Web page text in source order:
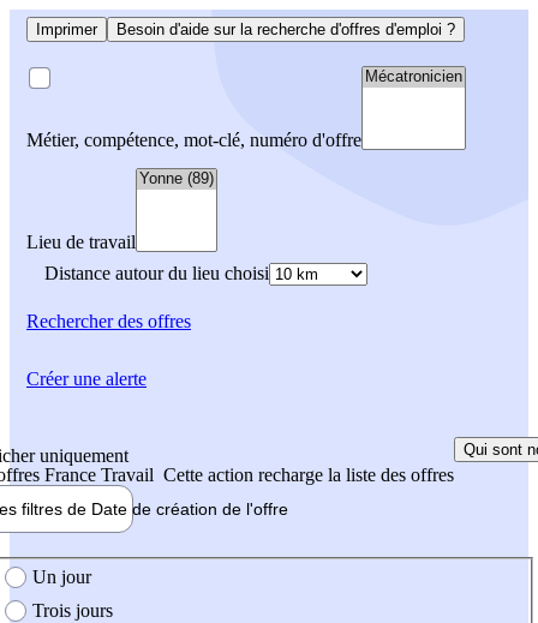
Imprimer Besoin d'aide sur la recherche d'offres d'emploi ?
Métier, compétence, mot-clé, numéro d'offre
Lieu de travail
Distance autour du lieu choisi
Rechercherdes offres
uniquement
France Travail Cette action recharge la liste des offres
Qui sont
filtres de Date de création de l'offre
création de l'offre
Un jour
Trois jours
Créer une alerte